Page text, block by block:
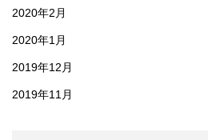
2020年2月
2020年1月
2019年12月
2019年11月